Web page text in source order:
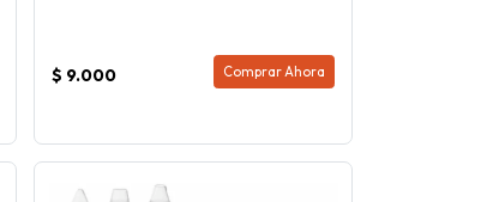
$ 9.000 Comprar Ahora